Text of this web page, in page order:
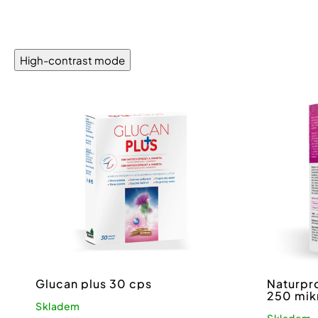
High-contrast mode
Glucan plus 30 cps
Skladem
250